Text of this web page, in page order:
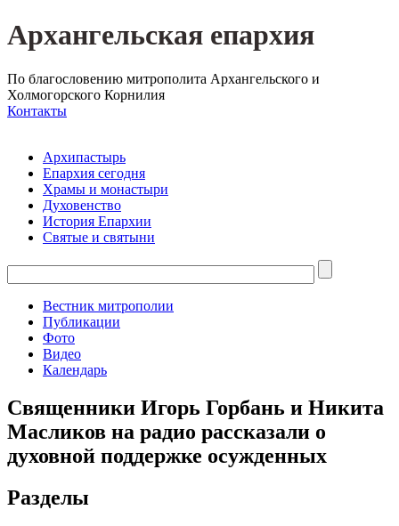
Архангельская епархия
По благословению митрополита Архангельского и
Холмогорского Корнилия
Контакты
Архипастырь
Епархия сегодня
Храмы и монастыри
Духовенство
История Епархии
Святые и святыни
Вестник митрополии
Публикации
Фото
Видео
Календарь
Священники Игорь Горбань и Никита
Масликов на радио рассказали о
духовной поддержке осужденных
Разделы